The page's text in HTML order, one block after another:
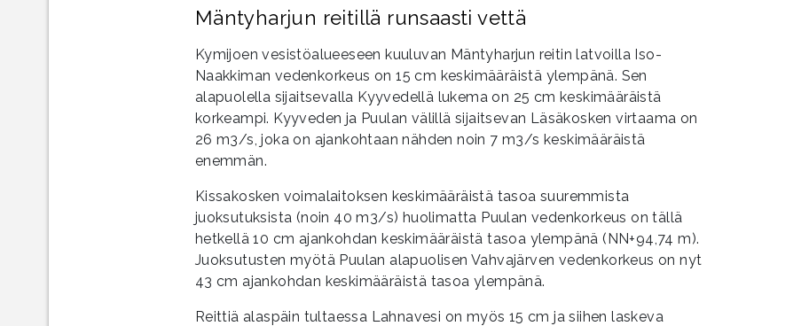
Mäntyharjun reitillä runsaasti vettä
Kymijoen vesistöalueeseen kuuluvan Mäntyharjun reitin latvoilla Iso-
Naakkiman vedenkorkeus on 15 cm keskimääräistä ylempänä. Sen
alapuolella sijaitsevalla Kyyvedellä lukema on 25 cm keskimääräistä
korkeampi. Kyyveden ja Puulan välillä sijaitsevan Läsäkosken virtaama on
26 m3/s, joka on ajankohtaan nähden noin 7 m3/s keskimääräistä
enemmän.
Kissakosken voimalaitoksen keskimääräistä tasoa suuremmista
juoksutuksista (noin 40 m3/s) huolimatta Puulan vedenkorkeus on tällä
hetkellä 10 cm ajankohdan keskimääräistä tasoa ylempänä (NN+94,74 m).
Juoksutusten myötä Puulan alapuolisen Vahvajärven vedenkorkeus on nyt
43 cm ajankohdan keskimääräistä tasoa ylempänä.
Reittiä alaspäin tultaessa Lahnavesi on myös 15 cm ja siihen laskeva